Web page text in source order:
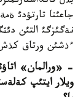
جاعئنا تارتؤدئ
نةگئزگئ التئن
ءذشئن ورتاق
- «ورالمان»
ويلار ايتئپ